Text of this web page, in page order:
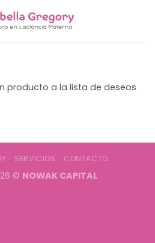
producto a la lista de deseos
SERVICIOS CONTACTO
© NOWAK CAPITAL